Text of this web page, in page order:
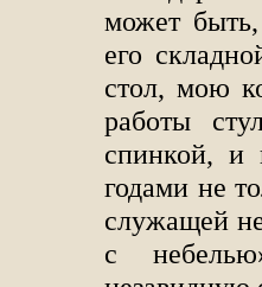
может
его
стол, мою
работы
спинкой, и
годами не
служащей
с